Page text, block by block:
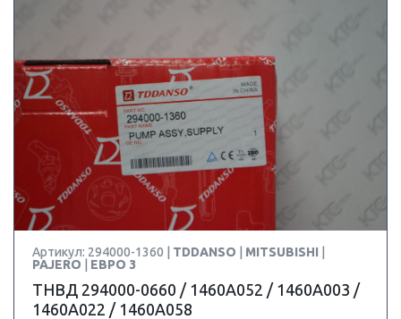
Артикул: 294000-1360 | TDDANSO MITSUBISHI
PAJERO
ЕВРО 3
ТНВД 294000-0660 / 1460A052 / 1460A003 /
1460A022 / 1460A058